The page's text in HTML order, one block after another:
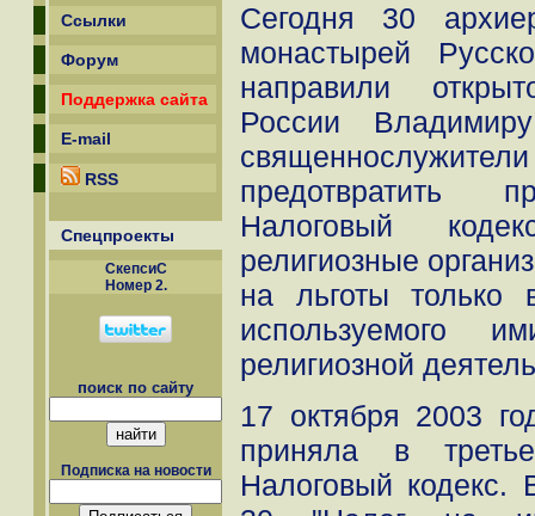
Ссылки
Форум
Поддержка сайта
E-mail
RSS
Спецпроекты
СкепсиС
Номер 2.
поиск по сайту
Подписка на новости
Сегодня 30
монастырей
направили
России
предотвратить
Налоговый
религиозные
на льготы только
используемого
религиозной
17 октября 2003
приняла в
Налоговый кодекс.